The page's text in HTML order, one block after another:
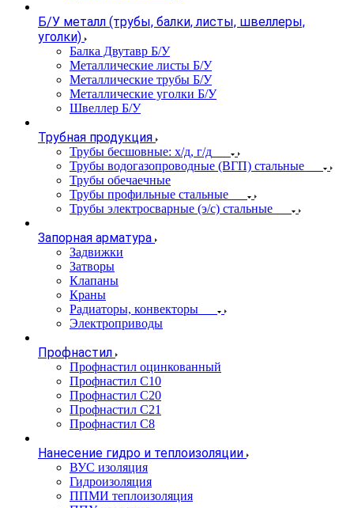
Б/У металл (трубы, балки, листы, швеллеры,
уголки)
Балка Двутавр Б/У
Металлические листы Б/У
Металлические трубы Б/У
Металлические уголки Б/У
Швеллер Б/У
Трубная продукция
Трубы бесшовные: х/д, г/д
Трубы водогазопроводные (ВГП) стальные
Трубы обечаечные
Трубы профильные стальные
Трубы электросварные (э/с) стальные
Запорная арматура
Задвижки
Затворы
Клапаны
Краны
Радиаторы, конвекторы
Электроприводы
Профнастил
Профнастил оцинкованный
Профнастил С10
Профнастил С20
Профнастил С21
Профнастил С8
Нанесение гидро и теплоизоляции
ВУС изоляция
Гидроизоляция
ППМИ теплоизоляция